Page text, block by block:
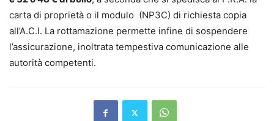
carta di proprietà o il modulo (NP3C) di richiesta copia
all’A.C.I. La rottamazione permette infine di sospendere
l’assicurazione, inoltrata tempestiva comunicazione alle
autorità competenti.